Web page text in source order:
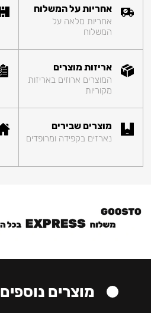
אחריות על המשלוח
אחריות מלאה על
המשלוח
אריזות מוצרים
המוצרים ארוזים באריזות
מקוריות
מוצרים שבירים
נארזים בקפידה ומרופדים
מוצרים נוספים